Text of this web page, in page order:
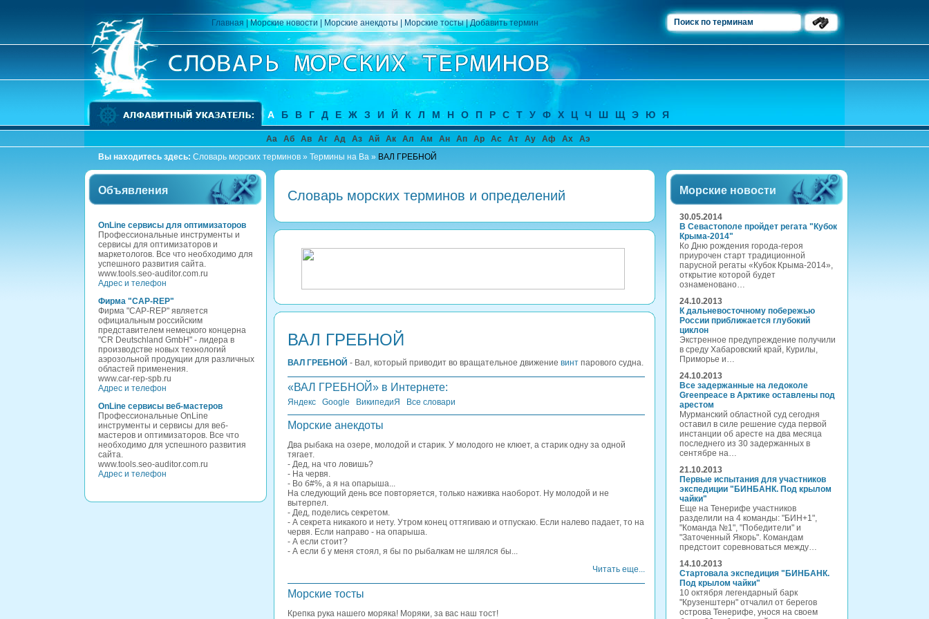
Главная |Морские новости Морские анекдоты |Морские тосты|Добавить термин
А Б В Г Д Е Ж З И Й К Л М Н О П Р С Т У Ф Х Ц Ч Ш Щ Э Ю Я
Аа Аб Ав Аг Ад Аз Ай Ак Ал Ам Ан Ап Ар Ас Ат Ау Аф Ах
Аэ
Вы находитесь здесь: Словарь морских терминов » Термины на Ва » ВАЛ ГРЕБНОЙ
Объявления
OnLine сервисы для оптимизаторов
Профессиональные инструменты и
сервисы для оптимизаторов и
маркетологов. Все что необходимо для
успешного развития сайта.
www.tools.seo-auditor.com.ru
Адрес и телефон
Фирма "CAP-REP"
Фирма "CAP-REP" является
официальным российским
представителем немецкого концерна
"CR Deutschland GmbH" - лидера в
производстве новых технологий
аэрозольной продукции для различных
областей применения.
www.car-rep-spb.ru
Адрес и телефон
OnLine сервисы веб-мастеров
Профессиональные OnLine
инструменты и сервисы для веб-
мастеров и оптимизаторов. Все что
необходимо для успешного развития
сайта.
www.tools.seo-auditor.com.ru
Адрес и телефон
Словарь морских терминов и определений
ВАЛ ГРЕБНОЙ
ВАЛ ГРЕБНОЙ - Вал, который приводит во вращательное движение винт парового судна.
«ВАЛ ГРЕБНОЙ» в Интернете:
Яндекс Google ВикипедиЯ Все словари
Морские анекдоты
Два рыбака на озере, молодой и старик. У молодого не клюет, а старик одну за одной
тягает.
- Дед, на что ловишь?
- Hа червя.
- Во б#%, а я на опарыша...
Hа следующий день все повторяется, только наживка наоборот. Hу молодой и не
вытерпел.
- Дед, поделись секретом.
- А секрета никакого и нету. Утром конец оттягиваю и отпускаю. Если налево падает, то на
червя. Если направо - на опарыша.
- А если стоит?
- А если б у меня стоял, я бы по рыбалкам не шлялся бы...
Читать еще...
Морские тосты
Крепка рука нашего моряка! Моряки, за вас наш тост!
Морские новости
30.05.2014
В Севастополе пройдет регата "Кубок
Крыма-2014"
Ко Дню рождения города-героя
приурочен старт традиционной
парусной регаты «Кубок Крыма-2014»,
открытие которой будет
ознаменовано…
24.10.2013
К дальневосточному побережью
России приближается глубокий
циклон
Экстренное предупреждение получили
в среду Хабаровский край, Курилы,
Приморье и…
24.10.2013
Все задержанные на ледоколе
Greenpeace в Арктике оставлены под
арестом
Мурманский областной суд сегодня
оставил в силе решение суда первой
инстанции об аресте на два месяца
последнего из 30 задержанных в
сентябре на…
21.10.2013
Первые испытания для участников
экспедиции "БИНБАНК. Под крылом
чайки"
Еще на Тенерифе участников
разделили на 4 команды: "БИН+1",
"Команда №1", "Победители" и
"Заточенный Якорь". Командам
предстоит соревноваться между…
14.10.2013
Стартовала экспедиция "БИНБАНК.
Под крылом чайки"
10 октября легендарный барк
"Крузенштерн" отчалил от берегов
острова Тенерифе, унося на своем